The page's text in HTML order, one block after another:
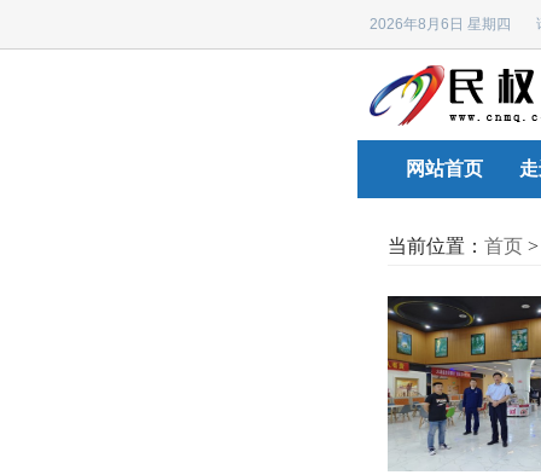
2026年8月6日 星期四
网站首页
当前位置： 首页